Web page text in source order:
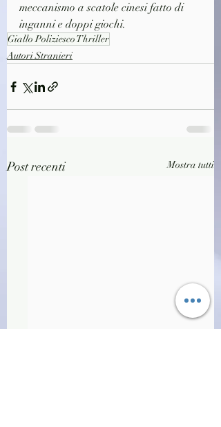
meccanismo a scatole cinesi fatto di
inganni e doppi giochi.
Giallo Poliziesco Thriller
Autori Stranieri
Post recenti Mostra tutti